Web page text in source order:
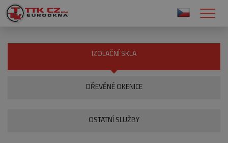
IZOLAČNÍ SKLA
DŘEVĚNÉ OKENICE
OSTATNÍ SLUŽBY